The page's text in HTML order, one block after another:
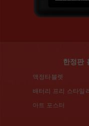
한정판
액정타블렛
배터리 프리 스타일
아트 포스터